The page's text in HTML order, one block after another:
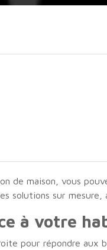
de maison, vous
solutions sur mesure,
à votre
pour répondre aux